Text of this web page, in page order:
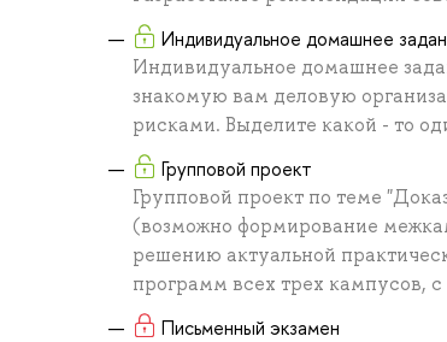
Индивидуальное домашнее
Индивидуальное домашнее
знакомую вам деловую
рисками. Выделите какой - то
Групповой проект
Групповой проект по теме
(возможно формирование
решению актуальной
программ всех трех кампусов,
Письменный экзамен